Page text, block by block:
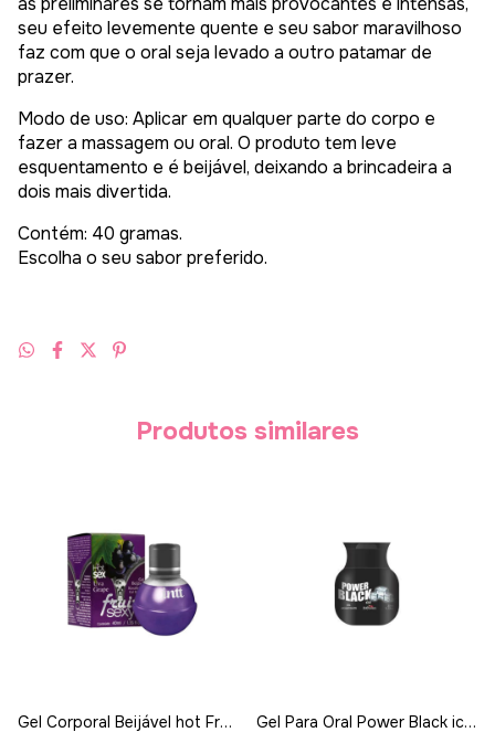
seu efeito levemente quente e seu sabor maravilhoso
faz com que o oral seja levado a outro patamar de
prazer.
Modo de uso: Aplicar em qualquer parte do corpo e
fazer a massagem ou oral. O produto tem leve
esquentamento e é beijável, deixando a brincadeira a
dois mais divertida.
Contém: 40 gramas.
Escolha o seu sabor preferido.
Produtos similares
Gel Corporal Beijável hot Fruit
Gel Para Oral Power Black ice